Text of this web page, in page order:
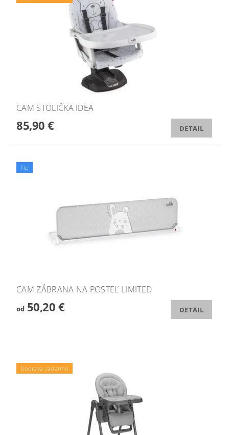
CAM STOLIČKA IDEA
85,90 € DETAIL
Tip
CAM ZÁBRANA NA POSTEĽ LIMITED
od50,20 € DETAIL
Doprava zadarmo